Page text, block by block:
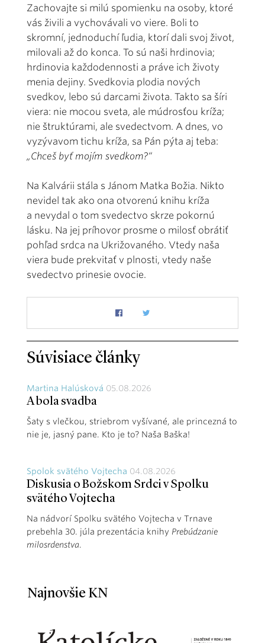
Zachovajte si milú spomienku na osoby, ktoré
vás živili a vychovávali vo viere. Boli to
skromní, jednoduchí ľudia, ktorí dali svoj život,
milovali až do konca. To sú naši hrdinovia;
hrdinovia každodennosti a práve ich životy
menia dejiny. Svedkovia plodia nových
svedkov, lebo sú darcami života. Takto sa šíri
viera: nie mocou sveta, ale múdrosťou kríža;
nie štruktúrami, ale svedectvom. A dnes, vo
vyzývavom tichu kríža, sa Pán pýta aj teba:
„Chceš byť mojím svedkom?“
Na Kalvárii stála s Jánom Matka Božia. Nikto
nevidel tak ako ona otvorenú knihu kríža
a nevydal o tom svedectvo skrze pokornú
lásku. Na jej príhovor prosme o milosť obrátiť
pohľad srdca na Ukrižovaného. Vtedy naša
viera bude prekvitať v plnosti, vtedy naše
svedectvo prinesie ovocie.
Súvisiace články
Martina Halúsková 05.08.2026
A bola svadba
Šaty s vlečkou, striebrom vyšívané, ale princezná to
nie je, jasný pane. Kto je to? Naša Baška!
Spolok svätého Vojtecha 04.08.2026
Diskusia o Božskom Srdci v Spolku
svätého Vojtecha
Na nádvorí Spolku svätého Vojtecha v Trnave
prebehla 30. júla prezentácia knihy Prebúdzanie
milosrdenstva.
Najnovšie KN